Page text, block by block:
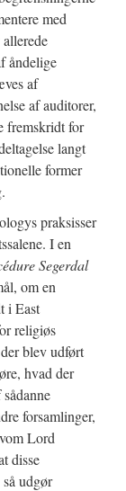
med
åndelige
af
af auditorer,
fremskridt for
langt
former
praksisser
I en
Segerdal
om en
i East
religiøs
blev udført
hvad der
forsamlinger,
Lord
disse
udgør